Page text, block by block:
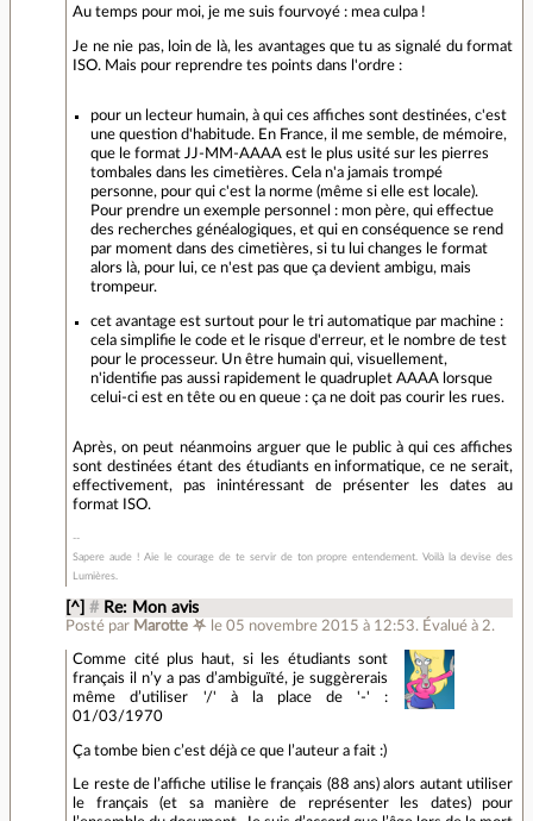
Au temps pour moi, je me suis fourvoyé : mea culpa !
Je ne nie pas, loin de là, les avantages que tu as signalé du format
ISO. Mais pour reprendre tes points dans l'ordre :
pour un lecteur humain, à qui ces affiches sont destinées, c'est
une question d'habitude. En France, il me semble, de mémoire,
que le format JJ-MM-AAAA est le plus usité sur les pierres
tombales dans les cimetières. Cela n'a jamais trompé
personne, pour qui c'est la norme (même si elle est locale).
Pour prendre un exemple personnel : mon père, qui effectue
des recherches généalogiques, et qui en conséquence se rend
par moment dans des cimetières, si tu lui changes le format
alors là, pour lui, ce n'est pas que ça devient ambigu, mais
trompeur.
cet avantage est surtout pour le tri automatique par machine :
cela simplifie le code et le risque d'erreur, et le nombre de test
pour le processeur. Un être humain qui, visuellement,
n'identifie pas aussi rapidement le quadruplet AAAA lorsque
celui-ci est en tête ou en queue : ça ne doit pas courir les rues.
Après, on peut néanmoins arguer que le public à qui ces affiches
sont destinées étant des étudiants en informatique, ce ne serait,
effectivement, pas inintéressant de présenter les dates au
format ISO.
Sapere aude ! Aie le courage de te servir de ton propre entendement. Voilà la devise des
Lumières.
[^] # Re: Mon avis
Posté par Marotte ⛧ le 05 novembre 2015 à 12:53. Évalué à 2.
Comme cité plus haut, si les étudiants sont
français il n’y a pas d’ambiguïté, je suggèrerais
même d’utiliser '/' à la place de '-' :
01/03/1970
Ça tombe bien c’est déjà ce que l’auteur a fait :)
Le reste de l’affiche utilise le français (88 ans) alors autant utiliser
le français (et sa manière de représenter les dates) pour